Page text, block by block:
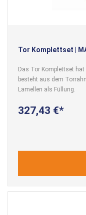
Tor Komplettset |
Das Tor Komplettset hat
besteht aus dem
Lamellen als Füllung.
327,43 €